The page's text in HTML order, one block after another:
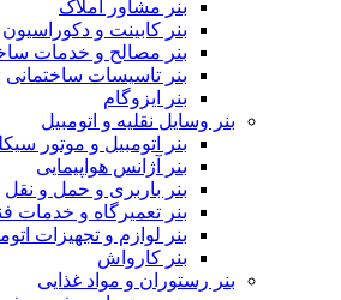
بنر مشاور املاک
بنر کابینت و دکوراسیون
بنر مصالح و خدمات
بنر تاسیسات ساختمانی
بنر ایزوگام
بنر وسایل نقلیه و اتومبیل
بنر اتومبیل و موتور
بنر آژانس هواپیمایی
بنر باربری و حمل و نقل
بنر تعمیرگاه و خدمات
بنر لوازم و تجهیزات
بنر کارواش
بنر رستوران و مواد غذایی